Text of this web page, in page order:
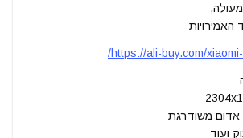
האמירויות
https://ali-buy.com/xiaomi-
אדום משודרגת
ועוד